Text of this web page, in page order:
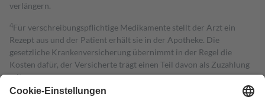
verlängern.
4Für verschreibungspflichtige Medikamente stellt der Arzt ein
Rezept aus und der Patient erhält sie in der Apotheke. Die
gesetzliche Krankenversicherung übernimmt in der Regel die
Kosten dafür, der Versicherte trägt einen Teil davon als Zuzahlung
mit.
Grundsätzlich leisten Mitglieder Zuzahlungen in Höhe von zehn